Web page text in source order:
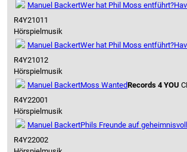
Manuel BackertWer hat Phil Moss entführt?
R4Y21011
Hörspielmusik
Manuel BackertWer hat Phil Moss entführt?
R4Y21012
Hörspielmusik
Manuel BackertMoss WantedRecords 4 YOU
R4Y22001
Hörspielmusik
Manuel BackertPhils Freunde auf
R4Y22002